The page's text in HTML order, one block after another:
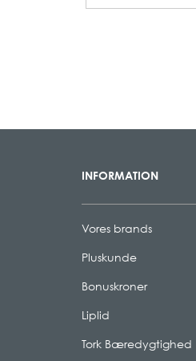
INFORMATION
Vores brands
Pluskunde
Bonuskroner
Liplid
Tork Bæredygtighed